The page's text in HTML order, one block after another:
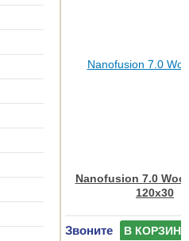
Nanofusion 7.0
120x30
Звоните В КОРЗИНУ